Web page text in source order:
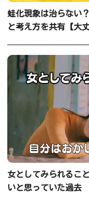
蛙化現象は治らない
と考え方を共有【大
女としてみられるこ
いと思っていた過去